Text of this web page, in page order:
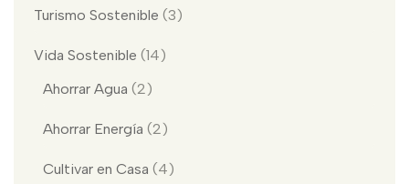
Turismo Sostenible (3)
Vida Sostenible (14)
Ahorrar Agua (2)
Ahorrar Energía (2)
Cultivar en Casa (4)